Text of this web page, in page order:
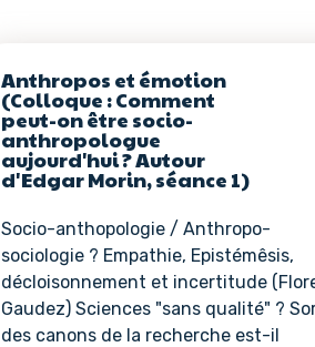
Anthropos et émotion
(Colloque : Comment
peut-on être socio-
anthropologue
aujourd'hui ? Autour
d'Edgar Morin, séance 1)
Socio-anthopologie / Anthropo-
sociologie ? Empathie, Epistémêsis,
décloisonnement et incertitude
Gaudez) Sciences "sans qualité" ?
des canons de la recherche est-il